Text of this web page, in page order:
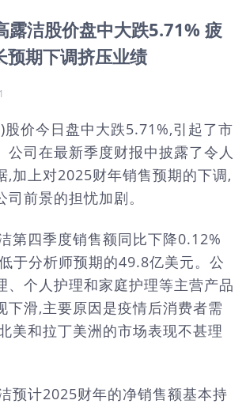
露洁股价盘中大跌5.71% 疲
预期下调挤压业绩
股价今日盘中大跌5.71%,引起了市
公司在最新季度财报中披露了令人
,加上对2025财年销售预期的下调,
前景的担忧加剧。
第四季度销售额同比下降0.12%
于分析师预期的49.8亿美元。公
、个人护理和家庭护理等主营产品
下滑,主要原因是疫情后消费者需
美和拉丁美洲的市场表现不甚理
预计2025财年的净销售额基本持